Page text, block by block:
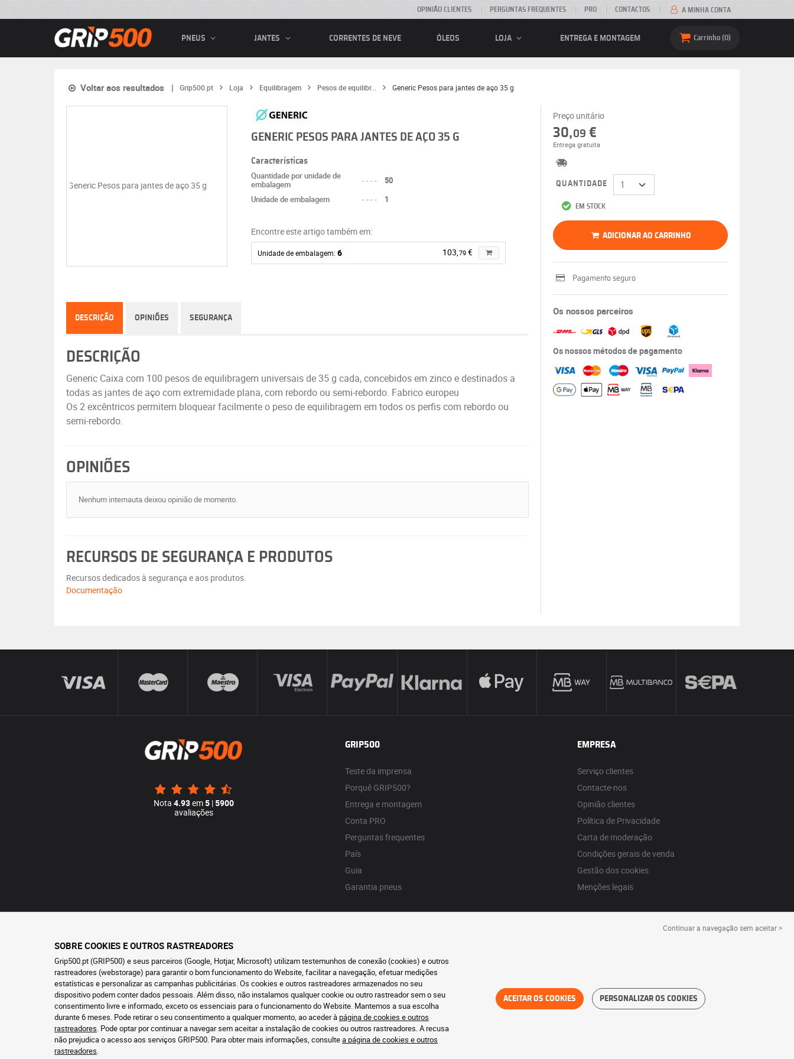
OPINIÃO CLIENTES PERGUNTAS FREQUENTES PRO CONTACTOS A MINHA CONTA
PNEUS JANTES CORRENTES DE NEVE ÓLEOS LOJA ENTREGA E MONTAGEM Carrinho 0
Voltar aos resultados Grip500.pt Loja Equilibragem Pesos de equilibr... Generic Pesos para jantes de aço 35 g
GENERIC PESOS PARA JANTES DE AÇO 35 G
Características
Quantidade por unidade de
embalagem
----
50
Unidade de embalagem
---- 1
Encontre este artigo também em:
Unidade de embalagem: 6 103,79 €
Preço unitário
30,09 €
Entrega gratuita
EM STOCK
QUANTIDADE
ADICIONAR AO CARRINHO
Pagamento seguro
Os nossos parceiros
Os nossos métodos de pagamento
DESCRIÇÃO OPINIÕES SEGURANÇA
DESCRIÇÃO
Generic Caixa com 100 pesos de equilibragem universais de 35 g cada, concebidos em zinco e destinados a
todas as jantes de aço com extremidade plana, com rebordo ou semi-rebordo. Fabrico europeu
Os 2 excêntricos permitem bloquear facilmente o peso de equilibragem em todos os perfis com rebordo ou
semi-rebordo.
OPINIÕES
Nenhum internauta deixou opinião de momento.
RECURSOS DE SEGURANÇA E PRODUTOS
Recursos dedicados à segurança e aos produtos.
Documentação
Nota 4.93em5|5900
avaliações
GRIP500
Teste da imprensa
Porquê GRIP500?
Entrega e montagem
Conta PRO
Perguntas frequentes
País
Guia
Garantia pneus
EMPRESA
Serviço clientes
Contacte-nos
Opinião clientes
Política de Privacidade
Carta de moderação
Condições gerais de venda
Gestão dos cookies
Menções legais
Continuar a navegação sem aceitar >
SOBRE COOKIES E OUTROS RASTREADORES
Grip500.pt (GRIP500) e seus parceiros (Google, Hotjar, Microsoft) utilizam testemunhos de conexão (cookies) e outros
rastreadores (webstorage) para garantir o bom funcionamento do Website, facilitar a navegação, efetuar medições
estatísticas e personalizar as campanhas publicitárias. Os cookies e outros rastreadores armazenados no seu
dispositivo podem conter dados pessoais. Além disso, não instalamos qualquer cookie ou outro rastreador sem o seu
consentimento livre e informado, exceto os essenciais para o funcionamento do Website. Mantemos a sua escolha
durante 6 meses. Pode retirar o seu consentimento a qualquer momento, ao aceder àpágina de cookies e outros
rastreadores. Pode optar por continuar a navegar sem aceitar a instalação de cookies ou outros rastreadores. A recusa
não prejudica o acesso aos serviços GRIP500. Para obter mais informações, consultea página de cookies e outros
rastreadores.
ACEITAR OS COOKIES PERSONALIZAR OS COOKIES